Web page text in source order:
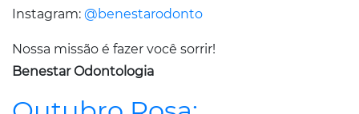
Instagram: @benestarodonto
Nossa missão é fazer você sorrir!
Benestar Odontologia